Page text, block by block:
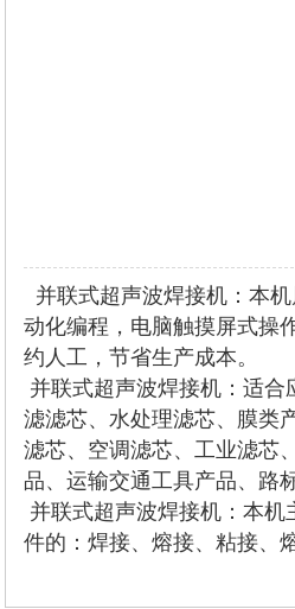
并联式超声波焊接机：本
动化编程，电脑触摸屏式操
约人工，节省生产成本。
并联式超声波焊接机：适
滤滤芯、水处理滤芯、膜类
滤芯、空调滤芯、工业滤芯
品、运输交通工具产品、路
并联式超声波焊接机：本
件的：焊接、熔接、粘接、